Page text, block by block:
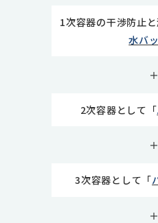
1次容器の干渉防止
水バ
＋
2次容器として「
＋
3次容器として「
＋